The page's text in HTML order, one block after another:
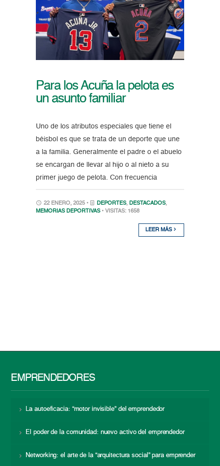
Para los Acuña la pelota es
un asunto familiar
Uno de los atributos especiales que tiene el
béisbol es que se trata de un deporte que une
a la familia. Generalmente el padre o el abuelo
se encargan de llevar al hijo o al nieto a su
primer juego de pelota. Con frecuencia
22 ENERO, 2025 • DEPORTES, DESTACADOS,
MEMORIAS DEPORTIVAS • VISITAS: 1658
LEER MÁS
EMPRENDEDORES
La autoeficacia: “motor invisible” del emprendedor
El poder de la comunidad: nuevo activo del emprendedor
Networking: el arte de la “arquitectura social” para emprender